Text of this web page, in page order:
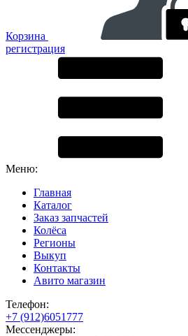
Корзина
регистрация
Меню:
Главная
Каталог
Заказ запчастей
Колёса
Регионы
Выкуп
Контакты
Авито магазин
Телефон:
+7 (912)6051777
Мессенджеры: